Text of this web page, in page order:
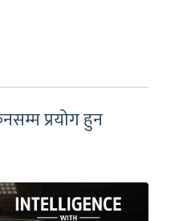
प्रयोग हुन